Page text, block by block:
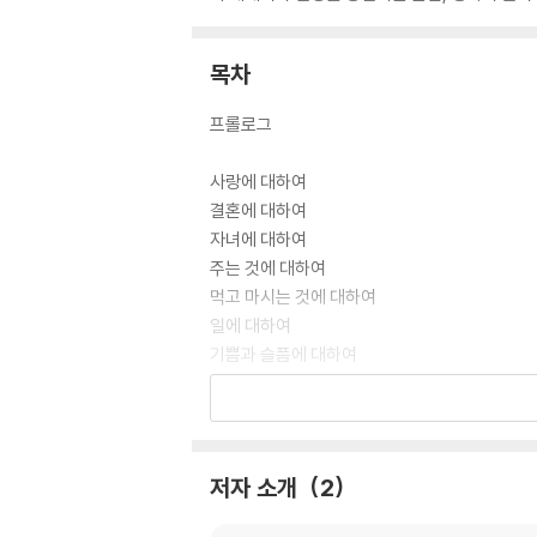
목차
프롤로그
사랑에 대하여
결혼에 대하여
자녀에 대하여
주는 것에 대하여
먹고 마시는 것에 대하여
일에 대하여
기쁨과 슬픔에 대하여
집에 대하여
법에 대하여
저자 소개 2